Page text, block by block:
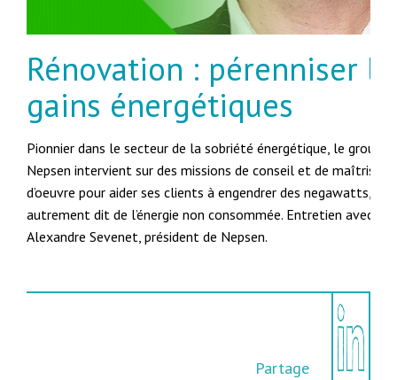
Rénovation : pérenniser
gains énergétiques
Pionnier dans le secteur de la sobriété énergétique, le groupe
Nepsen intervient sur des missions de conseil et de maîtrise
d’oeuvre pour aider ses clients à engendrer des negawatts,
autrement dit de l’énergie non consommée. Entretien avec
Alexandre Sevenet, président de Nepsen.
Partage